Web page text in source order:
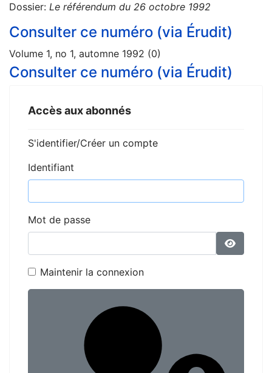
Dossier: Le référendum du 26 octobre 1992
Consulter ce numéro (via Érudit)
Volume 1, no 1, automne 1992 (0)
Consulter ce numéro (via Érudit)
Accès aux abonnés
S'identifier/Créer un compte
Identifiant
Mot de passe
Maintenir la connexion